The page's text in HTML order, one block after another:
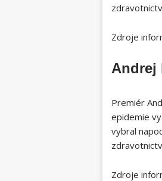
Zdroje
Andrej
Premiér
epidemie
vybral
Zdroje